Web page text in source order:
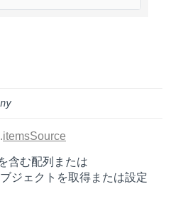
.itemsSource
含む配列または
ジェクトを取得または設定